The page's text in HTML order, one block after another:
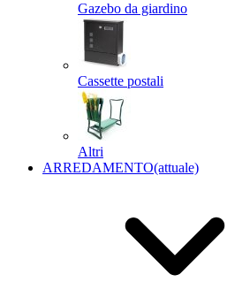
Gazebo da giardino
Cassette postali
Altri
ARREDAMENTO(attuale)